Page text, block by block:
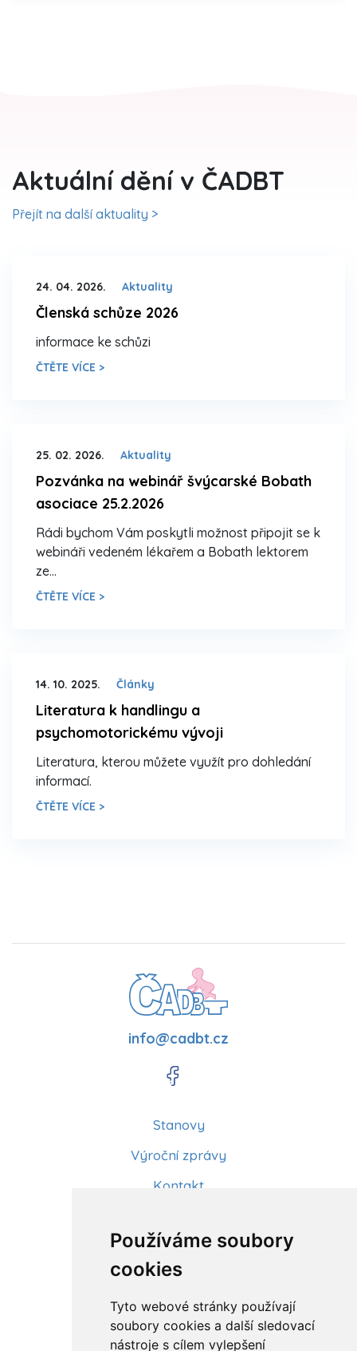
Používáme soubory
cookies
Tyto webové stránky používají
soubory cookies a další sledovací
nástroje s cílem vylepšení
Aktuální dění v ČADBT
Přejít na další aktuality >
24. 04. 2026. Aktuality
Členská schůze 2026
informace ke schůzi
ČTĚTE VÍCE >
25. 02. 2026. Aktuality
Pozvánka na webinář švýcarské Bobath
asociace 25.2.2026
Rádi bychom Vám poskytli možnost připojit se k
webináři vedeném lékařem a Bobath lektorem
ze…
ČTĚTE VÍCE >
14. 10. 2025. Články
Literatura k handlingu a
psychomotorickému vývoji
Literatura, kterou můžete využít pro dohledání
informací.
ČTĚTE VÍCE >
info@cadbt.cz
Stanovy
Výroční zprávy
Kontakt
Články
Kurzy a workshopy
Sídlo ČADBT